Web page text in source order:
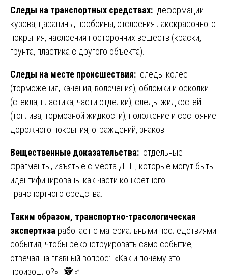
Следы на транспортных средствах: деформации
кузова, царапины, пробоины, отслоения лакокрасочного
покрытия, наслоения посторонних веществ (краски,
грунта, пластика с другого объекта).
Следы на месте происшествия: следы колес
(торможения, качения, волочения), обломки и осколки
(стекла, пластика, части отделки), следы жидкостей
(топлива, тормозной жидкости), положение и состояние
дорожного покрытия, ограждений, знаков.
Вещественные доказательства: отдельные
фрагменты, изъятые с места ДТП, которые могут быть
идентифицированы как части конкретного
транспортного средства.
Таким образом, транспортно-трасологическая
экспертиза работает с материальными последствиями
события, чтобы реконструировать само событие,
отвечая на главный вопрос: «Как и почему это
произошло?». 🕵️♂️